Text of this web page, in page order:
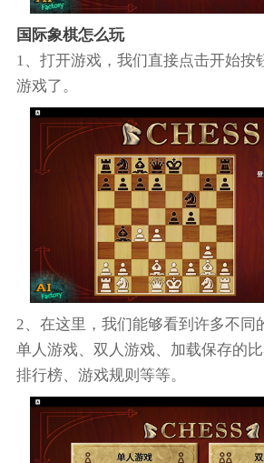
国际象棋怎么玩
1、打开游戏，我们直接点击开始按
游戏了。
2、在这里，我们能够看到许多不同
单人游戏、双人游戏、加载保存的比
排行榜、游戏规则等等。